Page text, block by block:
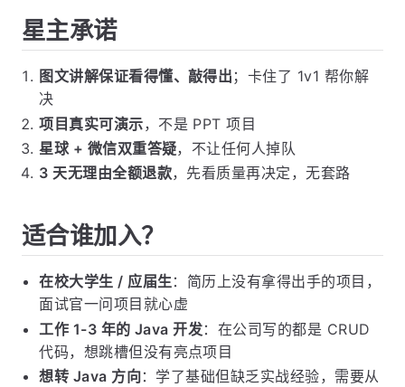
星主承诺
图文讲解保证看得懂、敲得出 ；卡住了 1v1 帮你解
决
项目真实可演示，不是 PPT 项目
星球 + 微信双重答疑，不让任何人掉队
3 天无理由全额退款，先看质量再决定，无套路
适合谁加入？
在校大学生 / 应届生：简历上没有拿得出手的项目，
面试官一问项目就心虚
工作 1-3 年的 Java 开发：在公司写的都是 CRUD
代码，想跳槽但没有亮点项目
想转 Java 方向：学了基础但缺乏实战经验，需要从